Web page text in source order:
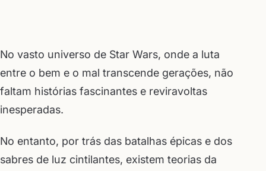
No vasto universo de Star Wars, onde a luta
entre o bem e o mal transcende gerações, não
faltam histórias fascinantes e reviravoltas
inesperadas.
No entanto, por trás das batalhas épicas e dos
sabres de luz cintilantes, existem teorias da